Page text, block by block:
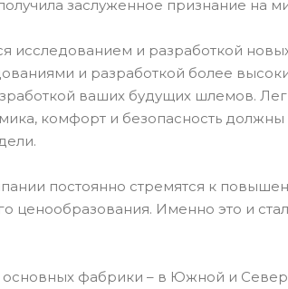
заслуженное признание на
исследованием и разработкой
и разработкой более
ваших будущих шлемов.
комфорт и безопасность
постоянно стремятся к
ценообразования. Именно это и
основных фабрики – в Южной и